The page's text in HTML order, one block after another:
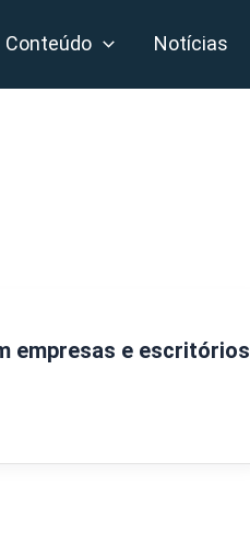
Conteúdo Notícias
empresas e escritórios